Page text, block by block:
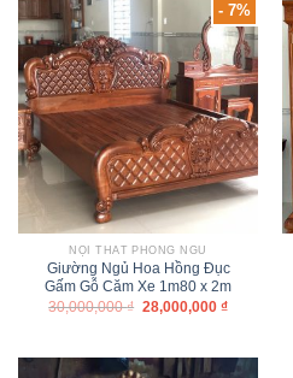
- 7%
NỘI THẤT PHÒNG NGỦ
Giường Ngủ Hoa Hồng Đục
Gấm Gỗ Căm Xe 1m80 x 2m
30,000,000₫ 28,000,000 ₫